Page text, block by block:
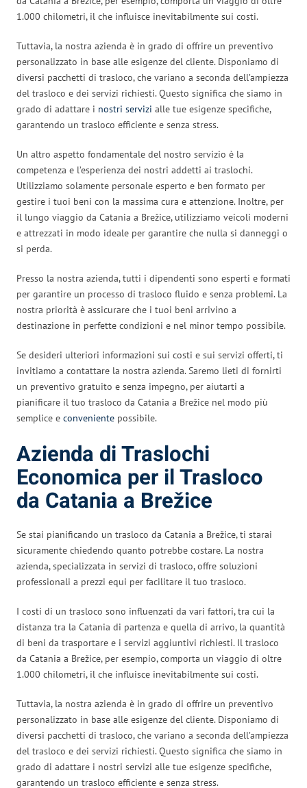
1.000 chilometri, il che influisce inevitabilmente sui costi.
Tuttavia, la nostra azienda è in grado di offrire un preventivo
personalizzato in base alle esigenze del cliente. Disponiamo di
diversi pacchetti di trasloco, che variano a seconda dell’ampiezza
del trasloco e dei servizi richiesti. Questo significa che siamo in
grado di adattare i nostri servizi alle tue esigenze specifiche,
garantendo un trasloco efficiente e senza stress.
Un altro aspetto fondamentale del nostro servizio è la
competenza e l’esperienza dei nostri addetti ai traslochi.
Utilizziamo solamente personale esperto e ben formato per
gestire i tuoi beni con la massima cura e attenzione. Inoltre, per
il lungo viaggio da Catania a Brežice, utilizziamo veicoli moderni
e attrezzati in modo ideale per garantire che nulla si danneggi o
si perda.
Presso la nostra azienda, tutti i dipendenti sono esperti e formati
per garantire un processo di trasloco fluido e senza problemi. La
nostra priorità è assicurare che i tuoi beni arrivino a
destinazione in perfette condizioni e nel minor tempo possibile.
Se desideri ulteriori informazioni sui costi e sui servizi offerti, ti
invitiamo a contattare la nostra azienda. Saremo lieti di fornirti
un preventivo gratuito e senza impegno, per aiutarti a
pianificare il tuo trasloco da Catania a Brežice nel modo più
semplice e conveniente possibile.
Azienda di Traslochi
Economica per il Trasloco
da Catania a Brežice
Se stai pianificando un trasloco da Catania a Brežice, ti starai
sicuramente chiedendo quanto potrebbe costare. La nostra
azienda, specializzata in servizi di trasloco, offre soluzioni
professionali a prezzi equi per facilitare il tuo trasloco.
I costi di un trasloco sono influenzati da vari fattori, tra cui la
distanza tra la Catania di partenza e quella di arrivo, la quantità
di beni da trasportare e i servizi aggiuntivi richiesti. Il trasloco
da Catania a Brežice, per esempio, comporta un viaggio di oltre
1.000 chilometri, il che influisce inevitabilmente sui costi.
Tuttavia, la nostra azienda è in grado di offrire un preventivo
personalizzato in base alle esigenze del cliente. Disponiamo di
diversi pacchetti di trasloco, che variano a seconda dell’ampiezza
del trasloco e dei servizi richiesti. Questo significa che siamo in
grado di adattare i nostri servizi alle tue esigenze specifiche,
garantendo un trasloco efficiente e senza stress.